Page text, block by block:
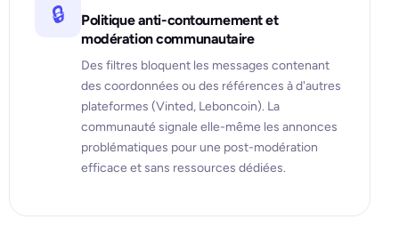
🔒
Politique anti-contournement et
modération communautaire
Des filtres bloquent les messages contenant
des coordonnées ou des références à d'autres
plateformes (Vinted, Leboncoin). La
communauté signale elle-même les annonces
problématiques pour une post-modération
efficace et sans ressources dédiées.